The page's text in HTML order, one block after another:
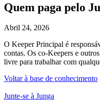
Quem paga pelo
Abril 24, 2026
O Keeper Principal é
contas. Os co-Keepers e
livre para trabalhar com
Voltar à base de conhecimento
Junte-se à Junga